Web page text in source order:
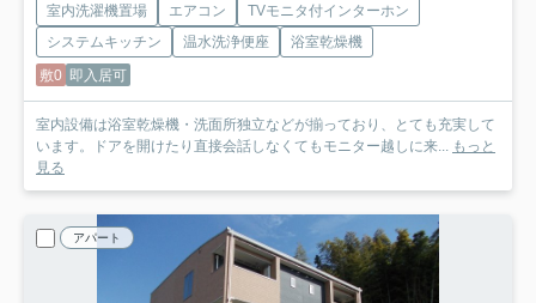
室内洗濯機置場 エアコン
TVモニタ付インターホン
システムキッチン
温水洗浄便座
浴室乾燥機
敷0 即入居可
室内設備は浴室乾燥機・洗面所独立などが揃っており、とても充実して
います。ドアを開けたり直接会話しなくてもモニター越しに来... もっと
見る
アパート